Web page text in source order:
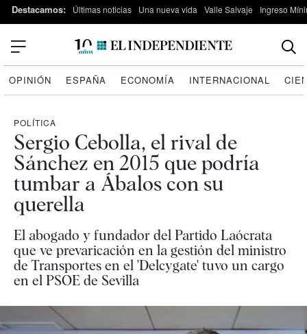
Destacamos: Últimas noticias Una nueva vida Valle Salvaje Ingreso
OPINIÓN ESPAÑA ECONOMÍA INTERNACIONAL
POLÍTICA
Sergio Cebolla, el rival de
Sánchez en 2015 que podría
tumbar a Ábalos con su
querella
El abogado y fundador del Partido Laócrata
que ve prevaricación en la gestión del ministro
de Transportes en el 'Delcygate' tuvo un cargo
en el PSOE de Sevilla